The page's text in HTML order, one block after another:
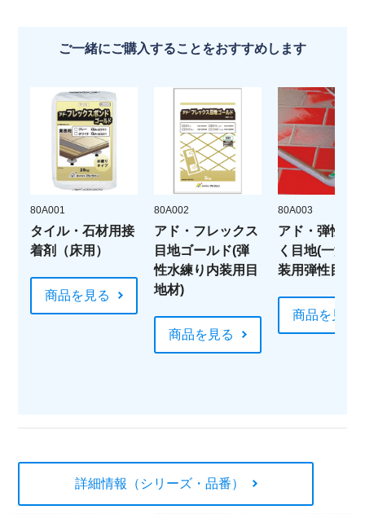
ご一緒にご購入することをおすすめします
80A001
タイル・石材用接
着剤（床用）
商品を見る
80A002
アド・フレックス
目地ゴールド(弾
性水練り内装用目
地材)
商品を見る
80A003
アド・弾性ら
く目地(一液性
装用弾性目地
商品を見る
詳細情報（シリーズ・品番）